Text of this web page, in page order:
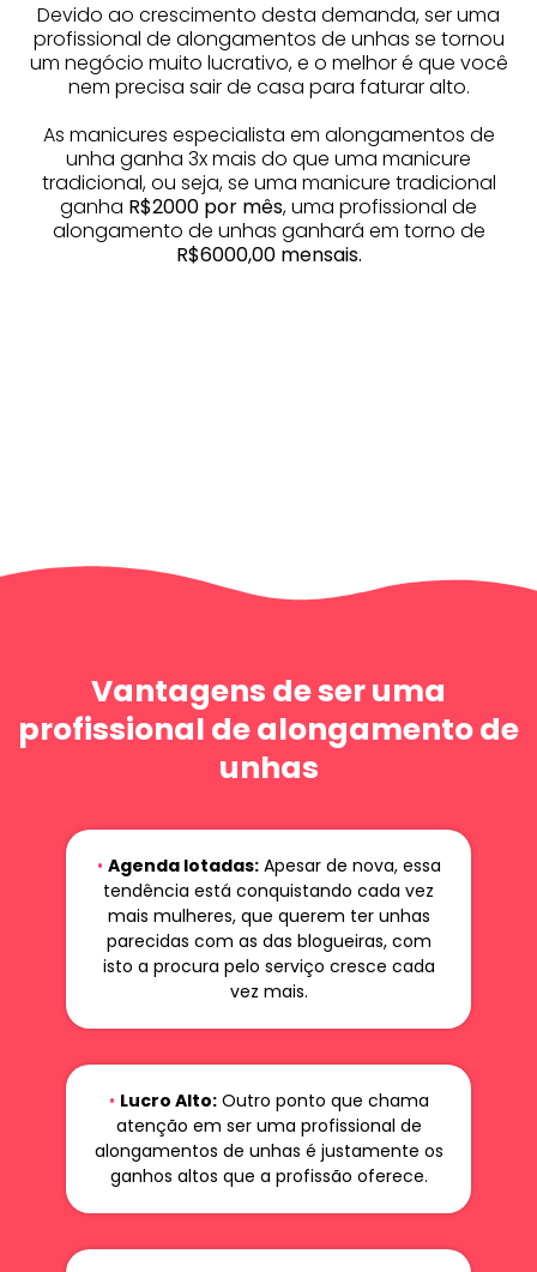
Devido ao crescimento desta demanda, ser uma
profissional de alongamentos de unhas se tornou
um negócio muito lucrativo, e o melhor é que você
nem precisa sair de casa para faturar alto.
As manicures especialista em alongamentos de
unha ganha 3x mais do que uma manicure
tradicional, ou seja, se uma manicure tradicional
ganha R$2000 por mês, uma profissional de
alongamento de unhas ganhará em torno de
R$6000,00 mensais.
Vantagens de ser uma
profissional de alongamento de
unhas
• Agenda lotadas:Apesar de nova, essa
tendência está conquistando cada vez
mais mulheres, que querem ter unhas
parecidas com as das blogueiras, com
isto a procura pelo serviço cresce cada
vez mais.
• Lucro Alto:Outro ponto que chama
atenção em ser uma profissional de
alongamentos de unhas é justamente os
ganhos altos que a profissão oferece.